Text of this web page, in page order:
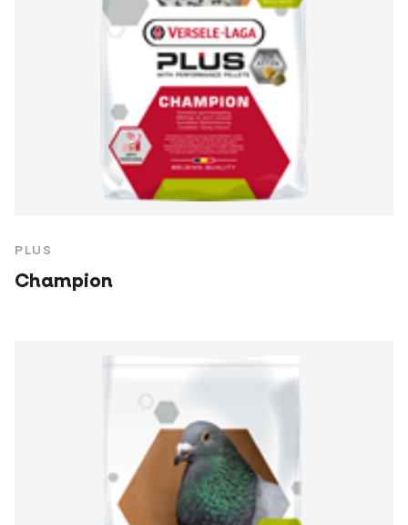
PLUS
Champion